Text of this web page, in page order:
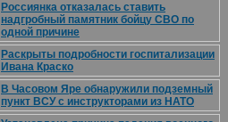
Россиянка отказалась ставить
надгробный памятник бойцу СВО по
одной причине
Раскрыты подробности госпитализации
Ивана Краско
В Часовом Яре обнаружили подземный
пункт ВСУ с инструкторами из НАТО